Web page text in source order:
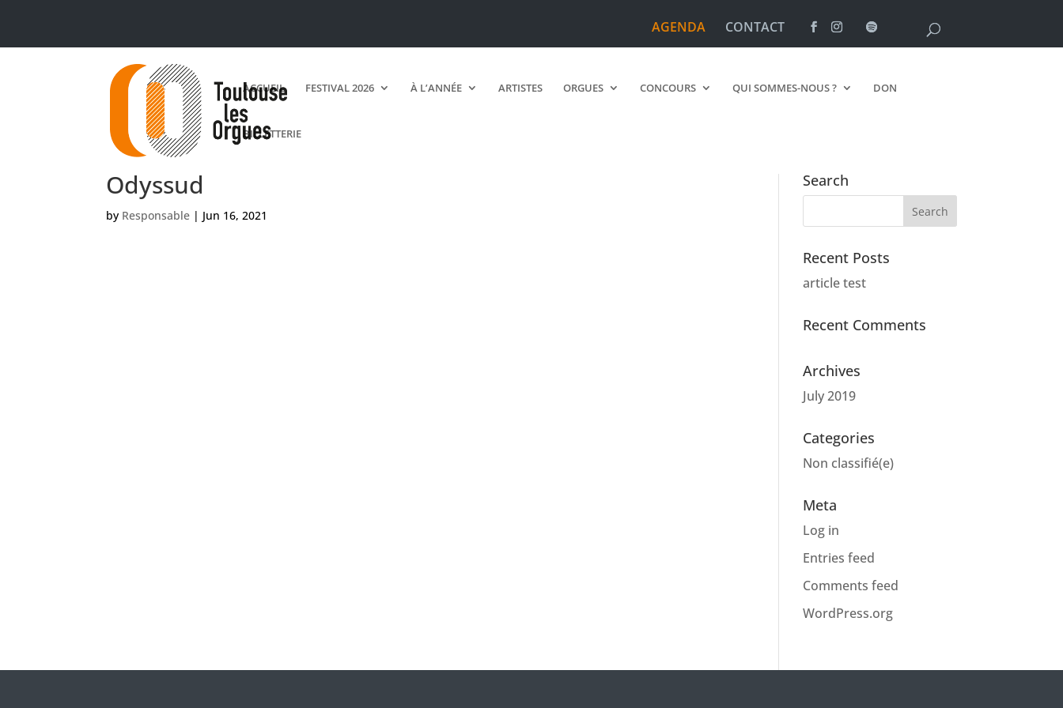
AGENDA CONTACT
ACCUEIL FESTIVAL 2026 À L’ANNÉE ARTISTES ORGUES CONCOURS QUI SOMMES-NOUS ? DON
BILLETTERIE
Odyssud
by Responsable | Jun 16, 2021
Search
Recent Posts
article test
Recent Comments
Archives
July 2019
Categories
Non classifié(e)
Meta
Log in
Entries feed
Comments feed
WordPress.org